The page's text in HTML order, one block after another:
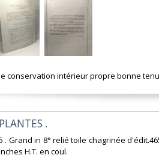
conservation intérieur propre bonne
.‎
. Grand in 8° relié toile chagrinée
H.T. en coul.‎